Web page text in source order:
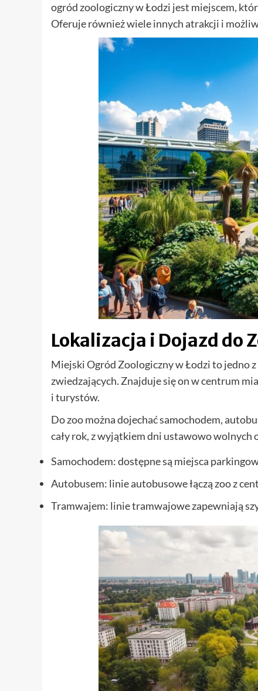
ogród zoologiczny w Łodzi jest miejscem,
Oferuje również wiele innych atrakcji i
Lokalizacja i Dojazd do
Miejski Ogród Zoologiczny w Łodzi to jedno z
zwiedzających. Znajduje się on w centrum
i turystów.
Do zoo można dojechać samochodem,
cały rok, z wyjątkiem dni ustawowo wolnych
Samochodem: dostępne są miejsca
Autobusem: linie autobusowe łączą zoo z
Tramwajem: linie tramwajowe zapewniają